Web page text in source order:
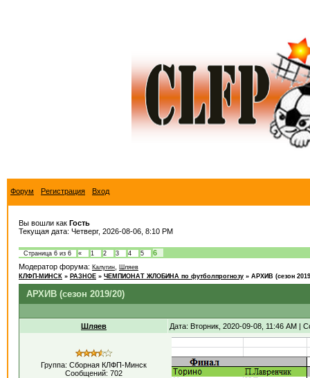
Форум Регистрация Вход
Вы вошли как Гость
Текущая дата: Четверг, 2026-08-06, 8:10 PM
Страница 6 из 6 « 1 2 3 4 5
6
Модератор форума: Калугин
Шляев
КЛФП-МИНСК » РАЗНОЕ » ЧЕМПИОНАТ ЖЛОБИНА по футболпрогнозу » АРХИВ (сезон
АРХИВ (сезон 2019/20)
Шляев Дата: Вторник, 2020-09-08, 11:46 AM |
Группа: Сборная КЛФП-Минск
Сообщений: 702